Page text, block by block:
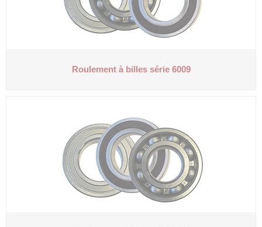
Roulement à billes série 6009